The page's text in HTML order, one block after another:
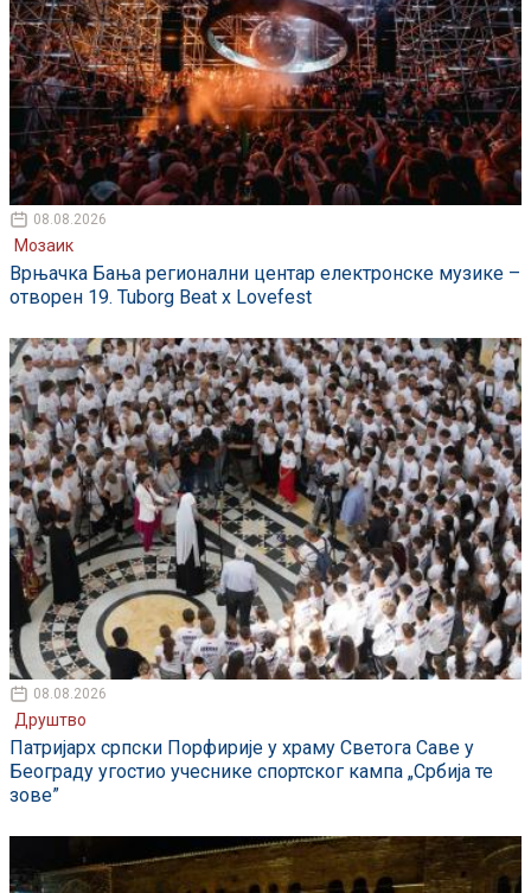
08.08.2026
Мозаик
Врњачка Бања регионални центар електронске музике –
отворен 19. Tuborg Beat x Lovefest
08.08.2026
Друштво
Патријарх српски Порфирије у храму Светога Саве у
Београду угостио учеснике спортског кампа „Србија те
зове”